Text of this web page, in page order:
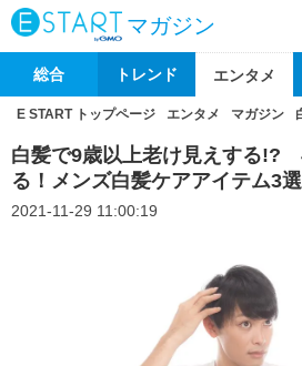
マガジン
総合 トレンド エンタメ
E START トップページ エンタメ マガジン
白髪で9歳以上老け見えする!?
る！メンズ白髪ケアアイテム3選
2021-11-29 11:00:19